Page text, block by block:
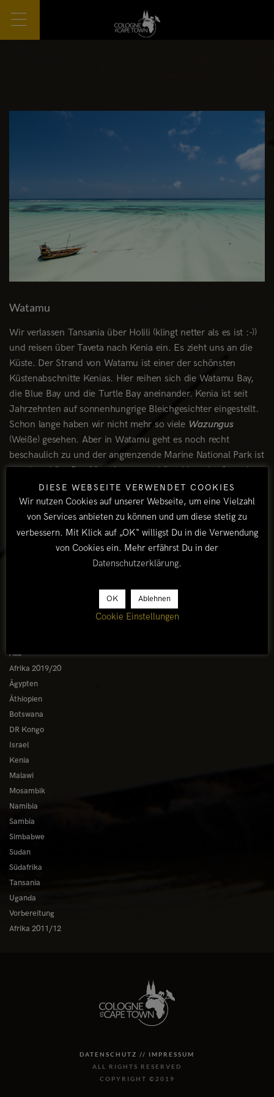
Watamu
Wir verlassen Tansania über Holili (klingt netter als es ist :-))
und reisen über Taveta nach Kenia ein. Es zieht uns an die
Küste. Der Strand von Watamu ist einer der schönsten
Küstenabschnitte Kenias. Hier reihen sich die Watamu Bay,
die Blue Bay und die Turtle Bay aneinander. Kenia ist seit
Jahrzehnten auf sonnenhungrige Bleichgesichter eingestellt.
Schon lange haben wir nicht mehr so viele Wazungus
(Weiße) gesehen. Aber in Watamu geht es noch recht
beschaulich zu und der angrenzende Marine National Park ist
wunderschön. Das Meer ist unverschämt blau, der Strand
ekelhaft weiß und das Essen widerlich gut. Gibt schlimmere
Orte...
LÄNDER
Alle
Afrika 2019/20
Ägypten
Äthiopien
Botswana
DR Kongo
Israel
Kenia
Malawi
Mosambik
Namibia
Sambia
Simbabwe
Sudan
Südafrika
Tansania
Uganda
Vorbereitung
Afrika 2011/12
DATENSCHUTZ // IMPRESSUM
ALL RIGHTS RESERVED
COPYRIGHT ©2019
DIESE WEBSEITE VERWENDET COOKIES
Wir nutzen Cookies auf unserer Webseite, um eine Vielzahl
von Services anbieten zu können und um diese stetig zu
verbessern. Mit Klick auf „OK“ willigst Du in die Verwendung
von Cookies ein. Mehr erfährst Du in der
Datenschutzerklärung.
OK Ablehnen
Cookie Einstellungen